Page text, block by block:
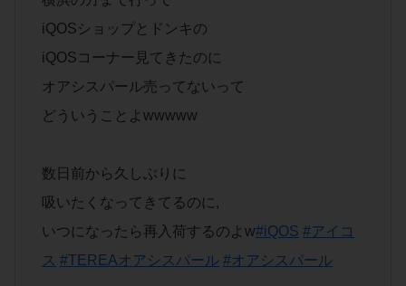
iQOSショップとドンキの
iQOSコーナー見てきたのに
オアシスパール売ってないって
どういうことよwwwww
数日前から久しぶりに
吸いたくなってきてるのに,
いつになったら再入荷するのよw#iQOS #アイコ
ス #TEREAオアシスパール #オアシスパール